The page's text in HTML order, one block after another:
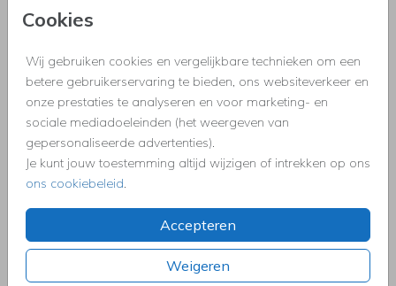
Cookies
Wij gebruiken cookies en vergelijkbare technieken om een
betere gebruikerservaring te bieden, ons websiteverkeer en
onze prestaties te analyseren en voor marketing- en
sociale mediadoeleinden (het weergeven van
gepersonaliseerde advertenties).
Je kunt jouw toestemming altijd wijzigen of intrekken op ons
ons cookiebeleid.
Accepteren
Weigeren